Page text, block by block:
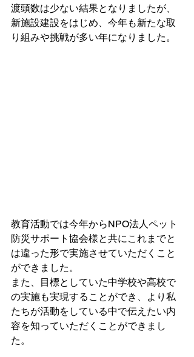
渡頭数は少ない結果となりましたが、
新施設建設をはじめ、今年も新たな取
り組みや挑戦が多い年になりました。
教育活動では今年からNPO法人ペット
防災サポート協会様と共にこれまでと
は違った形で実施させていただくこと
ができました。
また、目標としていた中学校や高校で
の実施も実現することができ、より私
たちが活動をしている中で伝えたい内
容を知っていただくことができまし
た。